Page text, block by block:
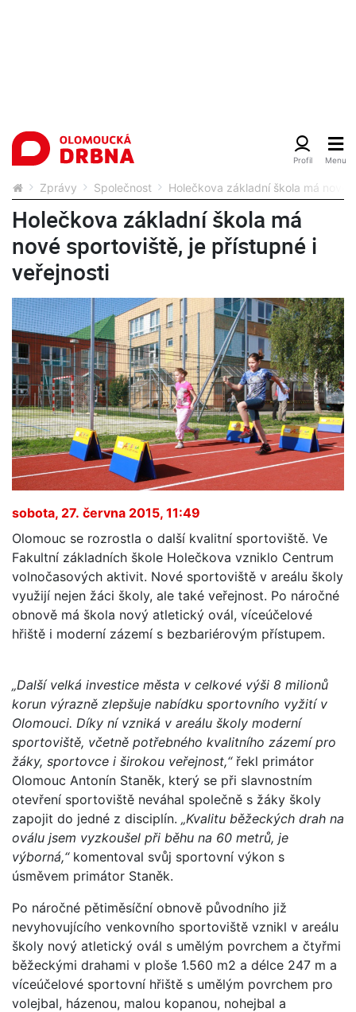
Zprávy Společnost Holečkova základní škola má nové
Holečkova základní škola má
nové sportoviště, je přístupné i
veřejnosti
sobota, 27. června 2015, 11:49
Olomouc se rozrostla o další kvalitní sportoviště. Ve
Fakultní základních škole Holečkova vzniklo Centrum
volnočasových aktivit. Nové sportoviště v areálu školy
využijí nejen žáci školy, ale také veřejnost. Po náročné
obnově má škola nový atletický ovál, víceúčelové
hřiště i moderní zázemí s bezbariérovým přístupem.
„Další velká investice města v celkové výši 8 milionů
korun výrazně zlepšuje nabídku sportovního vyžití v
Olomouci. Díky ní vzniká v areálu školy moderní
sportoviště, včetně potřebného kvalitního zázemí pro
žáky, sportovce i širokou veřejnost,“ řekl primátor
Olomouc Antonín Staněk, který se při slavnostním
otevření sportoviště neváhal společně s žáky školy
zapojit do jedné z disciplín. „Kvalitu běžeckých drah na
oválu jsem vyzkoušel při běhu na 60 metrů, je
výborná,“komentoval svůj sportovní výkon s
úsměvem primátor Staněk.
Po náročné pětiměsíční obnově původního již
nevyhovujícího venkovního sportoviště vznikl v areálu
školy nový atletický ovál s umělým povrchem a čtyřmi
běžeckými drahami v ploše 1.560 m2 a délce 247 m a
víceúčelové sportovní hřiště s umělým povrchem pro
volejbal, házenou, malou kopanou, nohejbal a